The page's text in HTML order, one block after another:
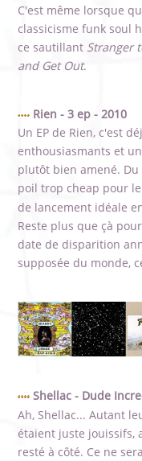
C'est même lorsque
classicisme funk soul
ce sautillant Stranger
and Get Out.
Rien - 3 ep - 2010
Un EP de Rien, c'est
enthousiasmants et
plutôt bien amené.
poil trop cheap pour
de lancement idéale
Reste plus que çà
date de disparition
supposée du monde,
Shellac - Dude
Ah, Shellac... Autant
étaient juste jouissifs,
resté à côté. Ce ne